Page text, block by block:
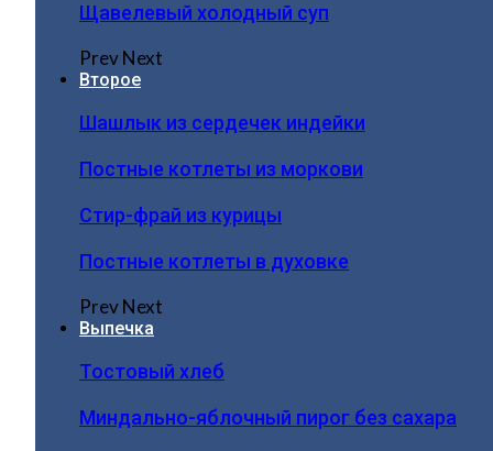
Щавелевый холодный суп
PrevNext
Второе
Шашлык из сердечек индейки
Постные котлеты из моркови
Стир-фрай из курицы
Постные котлеты в духовке
PrevNext
Выпечка
Тостовый хлеб
Миндально-яблочный пирог без сахара